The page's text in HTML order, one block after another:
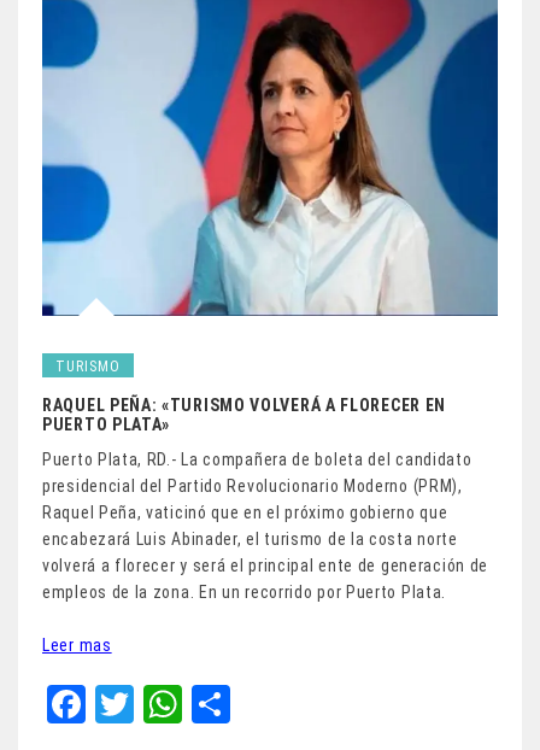
TURISMO
RAQUEL PEÑA: «TURISMO VOLVERÁ A FLORECER EN
PUERTO PLATA»
Puerto Plata, RD.- La compañera de boleta del candidato
presidencial del Partido Revolucionario Moderno (PRM),
Raquel Peña, vaticinó que en el próximo gobierno que
encabezará Luis Abinader, el turismo de la costa norte
volverá a florecer y será el principal ente de generación de
empleos de la zona. En un recorrido por Puerto Plata.
Leer mas
Fa T
W